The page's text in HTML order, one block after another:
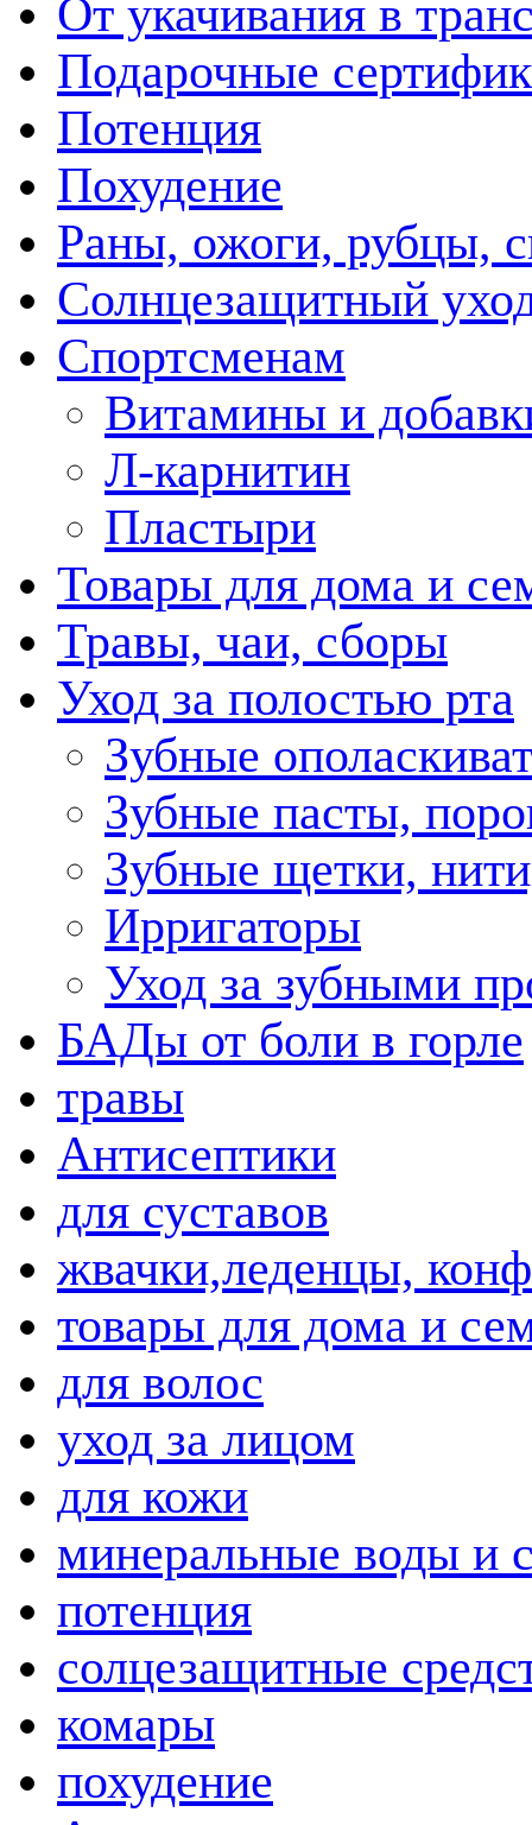
От укачивания в
Подарочные
Потенция
Похудение
Раны, ожоги, рубцы,
Солнцезащитный
Спортсменам
Витамины и
Л-карнитин
Пластыри
Товары для дома и
Травы, чаи, сборы
Уход за полостью рта
Зубные
Зубные пасты,
Зубные щетки,
Ирригаторы
Уход за зубными
БАДы от боли в горле
травы
Антисептики
для суставов
жвачки,леденцы,
товары для дома и
для волос
уход за лицом
для кожи
минеральные воды и
потенция
солцезащитные
комары
похудение